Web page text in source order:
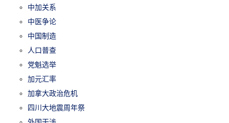
中加关系
中医争论
中国制造
人口普查
党魁选举
加元汇率
加拿大政治危机
四川大地震周年祭